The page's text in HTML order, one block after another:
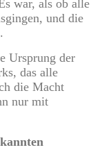
war, als ob alle
und die
Ursprung der
das alle
die Macht
nur mit